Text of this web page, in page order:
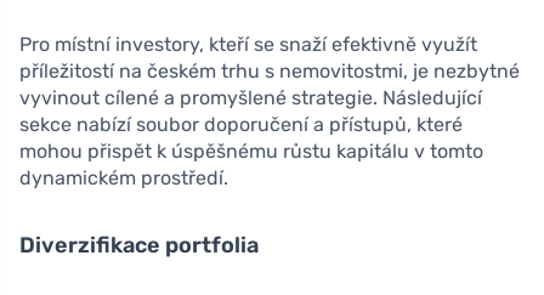
Pro místní investory, kteří se snaží efektivně využít
příležitostí na českém trhu s nemovitostmi, je nezbytné
vyvinout cílené a promyšlené strategie. Následující
sekce nabízí soubor doporučení a přístupů, které
mohou přispět k úspěšnému růstu kapitálu v tomto
dynamickém prostředí.
Diverzifikace portfolia